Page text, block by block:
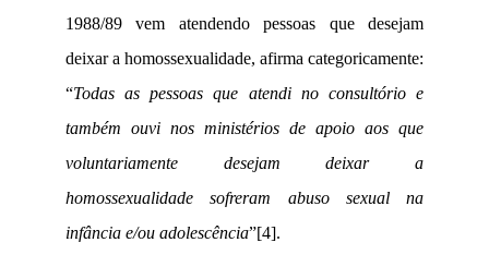
1988/89 vem atendendo pessoas que desejam
deixar a homossexualidade, afirma categoricamente:
“Todas as pessoas que atendi no consultório e
também ouvi nos ministérios de apoio aos que
voluntariamente desejam deixar a
homossexualidade sofreram abuso sexual na
infância e/ou adolescência”[4].